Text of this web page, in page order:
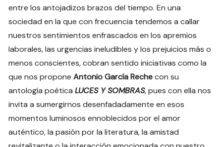
entre los antojadizos brazos del tiempo. En una
sociedad en la que con frecuencia tendemos a callar
nuestros sentimientos enfrascados en los apremios
laborales, las urgencias ineludibles y los prejuicios más o
menos conscientes, cobran sentido iniciativas como la
que nos proponeAntonio García Rechecon su
antología poéticaLUCES Y SOMBRAS, pues con ella nos
invita a sumergirnos desenfadadamente en esos
momentos luminosos ennoblecidos por el amor
auténtico, la pasión por la literatura, la amistad